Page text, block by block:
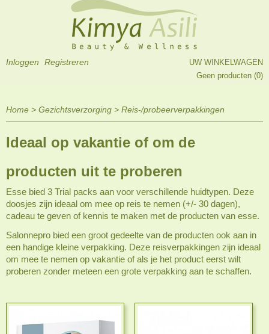
Inloggen Registreren
UW WINKELWAGEN
Geen producten (0)
Home > Gezichtsverzorging > Reis-/probeerverpakkingen
Ideaal op vakantie of om de
producten uit te proberen
Esse bied 3 Trial packs aan voor verschillende huidtypen. Deze
doosjes zijn ideaal om mee op reis te nemen (+/- 30 dagen),
cadeau te geven of kennis te maken met de producten van esse.
Salonnepro bied een groot gedeelte van de producten ook aan in
een handige kleine verpakking. Deze reisverpakkingen zijn ideaal
om mee te nemen op vakantie of als je het product eerst wilt
proberen zonder meteen een grote verpakking aan te schaffen.